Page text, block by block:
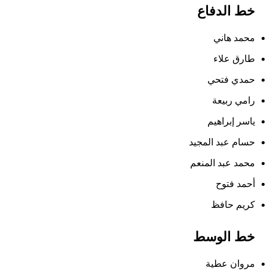
خط الدفاع
محمد هاني
طارق علاء
حمدي فتحي
رامي ربيعة
ياسر إبراهيم
حسام عبد المجيد
محمد عبد المنعم
أحمد فتوح
كريم حافظ
خط الوسط
مروان عطية